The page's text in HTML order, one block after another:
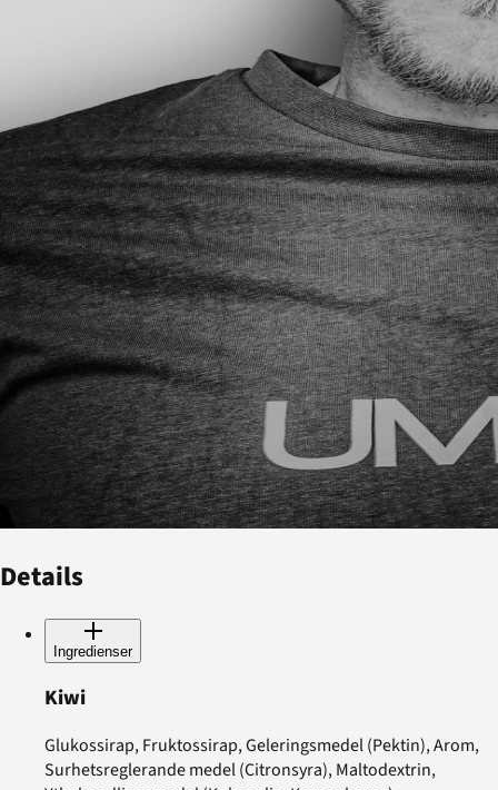
Details
Ingredienser
Kiwi
Glukossirap, Fruktossirap, Geleringsmedel (Pektin), Arom,
Surhetsreglerande medel (Citronsyra), Maltodextrin,